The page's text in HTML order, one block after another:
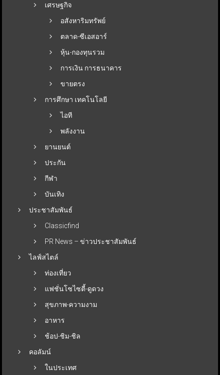
เศรษฐกิจ
อสังหาริมทรัพย์
ตลาด-ซีเอสอาร์
หุ้น-กองทุนรวม
การเงิน การธนาคาร
ขายตรง
การศึกษา เทคโนโลยี
ไอที
พลังงาน
ยานยนต์
ประกัน
กีฬา
บันเทิง
ประชาสัมพันธ์
Classicfind
PR News – ข่าวประชาสัมพันธ์
ไลฟ์สไตล์
ท่องเที่ยว
แฟชั่นโซไซตี้-ดูดวง
สุขภาพ-ความงาม
อาหาร
ช้อป-ชิม-ชิล
คอลัมน์
ในประเทศ